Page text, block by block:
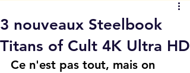
3 nouveaux Steelbook
Titans of Cult 4K Ultra HD
Ce n'est pas tout, mais on